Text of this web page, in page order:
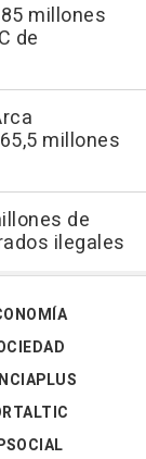
millones
de
millones
de
ilegales